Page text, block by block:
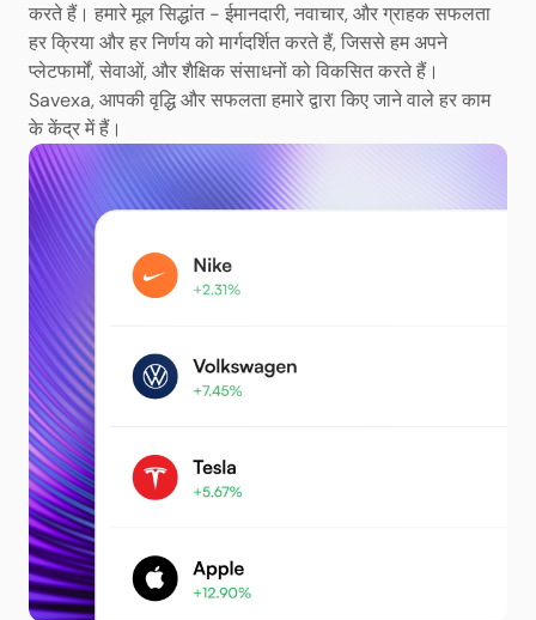
करते हैं। हमारे मूल सिद्धांत - ईमानदारी, नवाचार, और ग्राहक सफलता
हर क्रिया और हर निर्णय को मार्गदर्शित करते हैं, जिससे हम अपने
प्लेटफार्मों, सेवाओं, और शैक्षिक संसाधनों को विकसित करते हैं।
Savexa, आपकी वृद्धि और सफलता हमारे द्वारा किए जाने वाले हर काम
के केंद्र में हैं।